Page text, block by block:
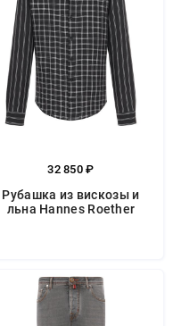
32 850 ₽
Рубашка из вискозы и
льна Hannes Roether